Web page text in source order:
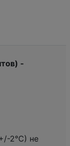
-
2°С) не